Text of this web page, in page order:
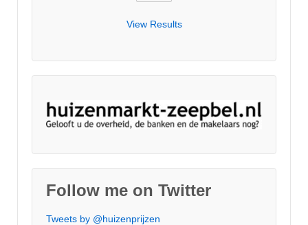
View Results
Follow me on Twitter
Tweets by @huizenprijzen